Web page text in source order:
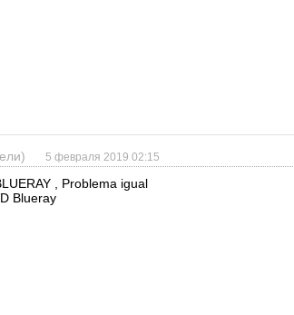
5 февраля 2019 02:15
, Problema igual
Blueray